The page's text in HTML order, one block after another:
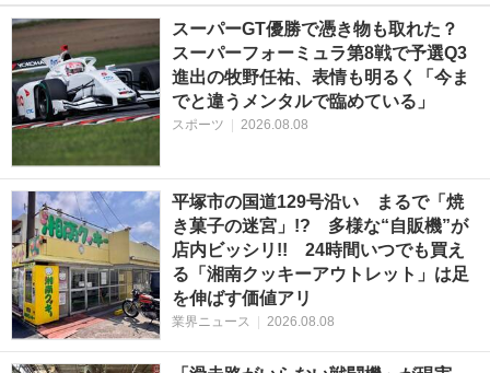
スーパーGT優勝で憑き物も取れた？
スーパーフォーミュラ第8戦で予選Q3
進出の牧野任祐、表情も明るく「今ま
でと違うメンタルで臨めている」
スポーツ 2026.08.08
平塚市の国道129号沿い まるで「焼
き菓子の迷宮」!? 多様な“自販機”が
店内ビッシリ!! 24時間いつでも買え
る「湘南クッキーアウトレット」は足
を伸ばす価値アリ
業界ニュース 2026.08.08